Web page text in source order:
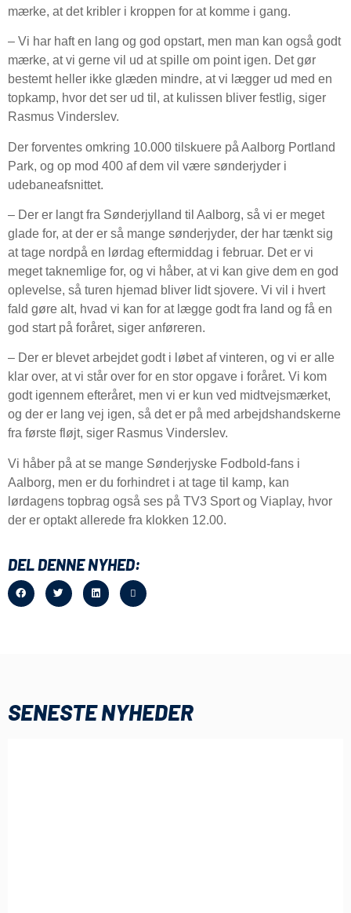
mærke, at det kribler i kroppen for at komme i gang.
– Vi har haft en lang og god opstart, men man kan også godt
mærke, at vi gerne vil ud at spille om point igen. Det gør
bestemt heller ikke glæden mindre, at vi lægger ud med en
topkamp, hvor det ser ud til, at kulissen bliver festlig, siger
Rasmus Vinderslev.
Der forventes omkring 10.000 tilskuere på Aalborg Portland
Park, og op mod 400 af dem vil være sønderjyder i
udebaneafsnittet.
– Der er langt fra Sønderjylland til Aalborg, så vi er meget
glade for, at der er så mange sønderjyder, der har tænkt sig
at tage nordpå en lørdag eftermiddag i februar. Det er vi
meget taknemlige for, og vi håber, at vi kan give dem en god
oplevelse, så turen hjemad bliver lidt sjovere. Vi vil i hvert
fald gøre alt, hvad vi kan for at lægge godt fra land og få en
god start på foråret, siger anføreren.
– Der er blevet arbejdet godt i løbet af vinteren, og vi er alle
klar over, at vi står over for en stor opgave i foråret. Vi kom
godt igennem efteråret, men vi er kun ved midtvejsmærket,
og der er lang vej igen, så det er på med arbejdshandskerne
fra første fløjt, siger Rasmus Vinderslev.
Vi håber på at se mange Sønderjyske Fodbold-fans i
Aalborg, men er du forhindret i at tage til kamp, kan
lørdagens topbrag også ses på TV3 Sport og Viaplay, hvor
der er optakt allerede fra klokken 12.00.
DEL DENNE NYHED:
SENESTE NYHEDER